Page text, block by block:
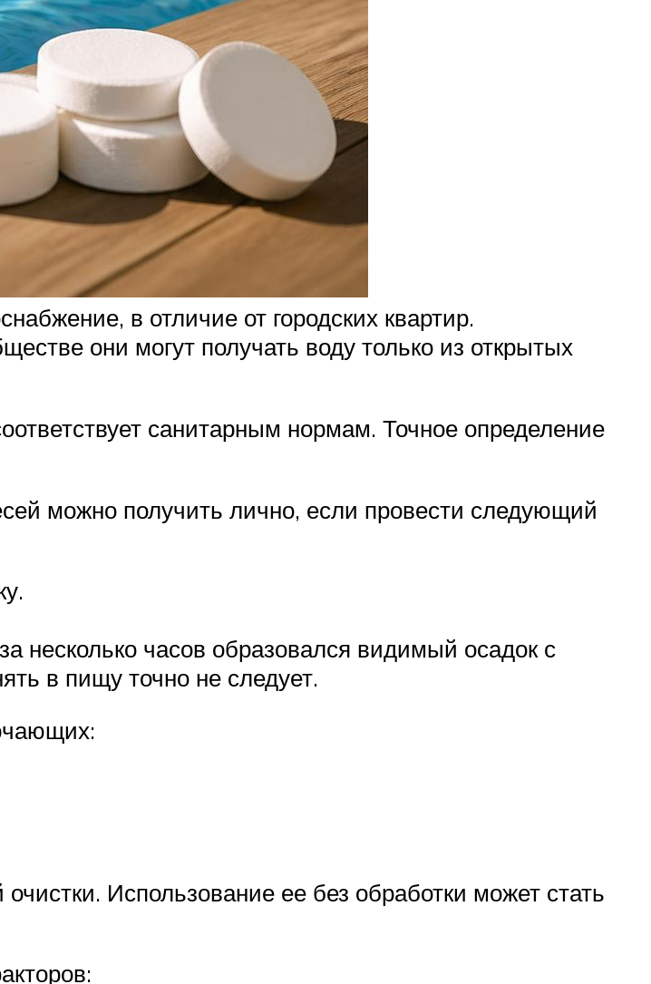
в отличие от городских квартир.
они могут получать воду только из открытых
санитарным нормам. Точное определение
можно получить лично, если провести следующий
несколько часов образовался видимый осадок с
в пищу точно не следует.
Использование ее без обработки может стать